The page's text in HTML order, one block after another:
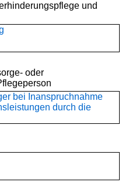
und
oder
bei Inanspruchnahme
durch die